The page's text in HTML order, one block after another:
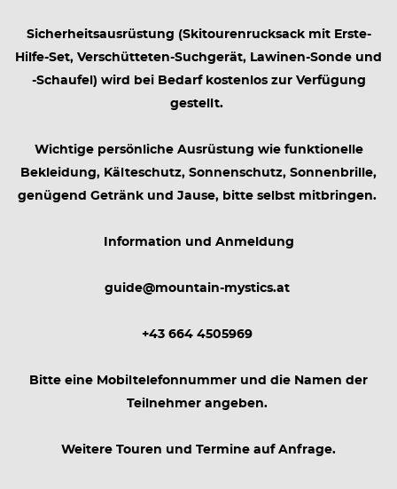
Sicherheitsausrüstung (Skitourenrucksack mit Erste-
Hilfe-Set, Verschütteten-Suchgerät, Lawinen-Sonde und
-Schaufel) wird bei Bedarf kostenlos zur Verfügung
gestellt.
Wichtige persönliche Ausrüstung wie funktionelle
Bekleidung, Kälteschutz, Sonnenschutz, Sonnenbrille,
genügend Getränk und Jause, bitte selbst mitbringen.
Information und Anmeldung
guide@mountain-mystics.at
+43 664 4505969
Bitte eine Mobiltelefonnummer und die Namen der
Teilnehmer angeben.
Weitere Touren und Termine auf Anfrage.